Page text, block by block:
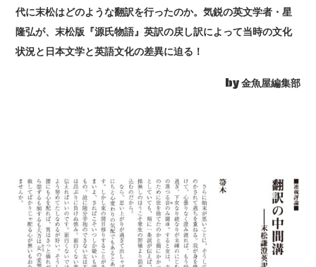
代に末松はどのような翻訳を行ったのか。気鋭の英文学者・星
隆弘が、末松版『源氏物語』英訳の戻し訳によって当時の文化
状況と日本文学と英語文化の差異に迫る！
by 金魚屋編集部